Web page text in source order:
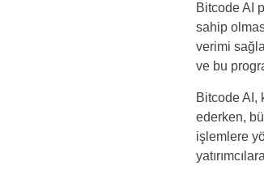
Bitcode AI
sahip
verimi
ve bu
Bitcode AI,
ederken,
işlemlere